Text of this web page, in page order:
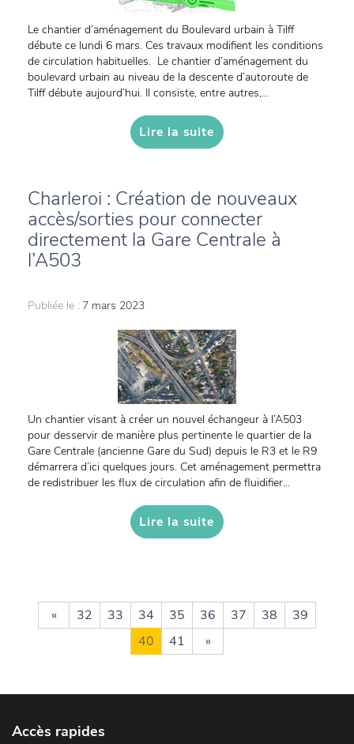
Le chantier d’aménagement du Boulevard urbain à Tilff
débute ce lundi 6 mars. Ces travaux modifient les conditions
de circulation habituelles. Le chantier d’aménagement du
boulevard urbain au niveau de la descente d’autoroute de
Tilff débute aujourd’hui. Il consiste, entre autres,...
Lire la suite
Charleroi : Création de nouveaux
accès/sorties pour connecter
directement la Gare Centrale à
l’A503
Publiée le : 7 mars 2023
Un chantier visant à créer un nouvel échangeur à l’A503
pour desservir de manière plus pertinente le quartier de la
Gare Centrale (ancienne Gare du Sud) depuis le R3 et le R9
démarrera d’ici quelques jours. Cet aménagement permettra
de redistribuer les flux de circulation afin de fluidifier...
Lire la suite
« 32 33 34 35 36 37 38
39
40
41 »
Accès rapides